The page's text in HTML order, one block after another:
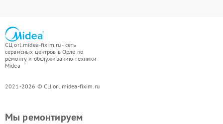
СЦ orl.midea-fixim.ru - сеть
сервисных центров в Орле по
ремонту и обслуживанию техники
Midea
2021-2026 © СЦ orl.midea-fixim.ru
Мы ремонтируем